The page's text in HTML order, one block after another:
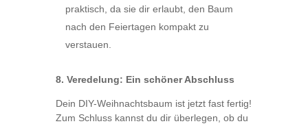
praktisch, da sie dir erlaubt, den Baum
nach den Feiertagen kompakt zu
verstauen.
8. Veredelung: Ein schöner Abschluss
Dein DIY-Weihnachtsbaum ist jetzt fast fertig!
Zum Schluss kannst du dir überlegen, ob du